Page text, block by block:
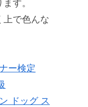
す。
上で色んな
ー検定
ドッグ ス